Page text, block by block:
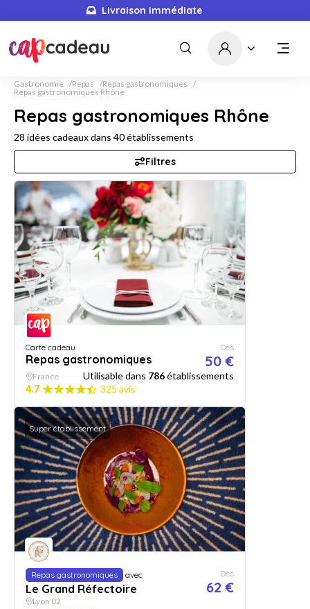
Livraison immédiate
5667idées cadeaux
Gastronomie Repas
Repas gastronomiques
Repas gastronomiques Rhône
Repas gastronomiques Rhône
28 idées cadeaux dans 40établissements
Filtres
Carte cadeau
Repas gastronomiques
Dès
50 €
France Utilisable dans 786établissements
4.7
325 avis
Super établissement
Repas gastronomiques avec
Le Grand Réfectoire
Dès
62 €
Lyon 02